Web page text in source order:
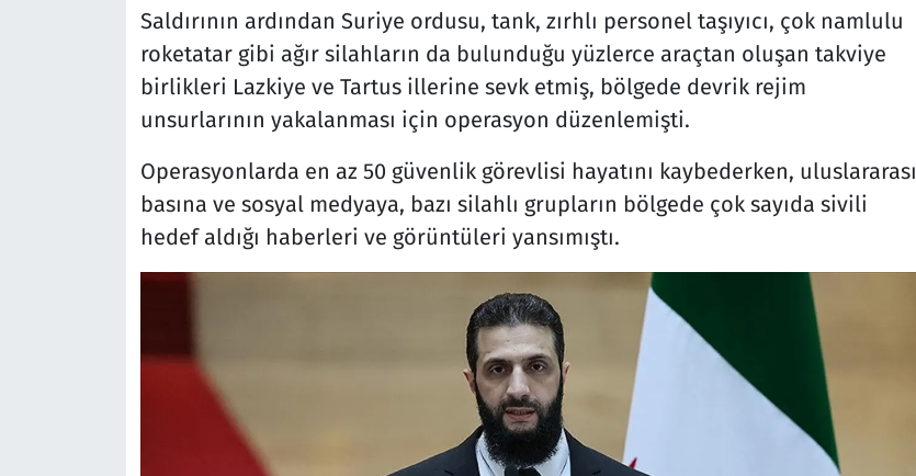
Saldırının ardından Suriye ordusu, tank, zırhlı personel taşıyıcı, çok namlulu
roketatar gibi ağır silahların da bulunduğu yüzlerce araçtan oluşan takviye
birlikleri Lazkiye ve Tartus illerine sevk etmiş, bölgede devrik rejim
unsurlarının yakalanması için operasyon düzenlemişti.
Operasyonlarda en az 50 güvenlik görevlisi hayatını kaybederken, uluslararası
basına ve sosyal medyaya, bazı silahlı grupların bölgede çok sayıda sivili
hedef aldığı haberleri ve görüntüleri yansımıştı.